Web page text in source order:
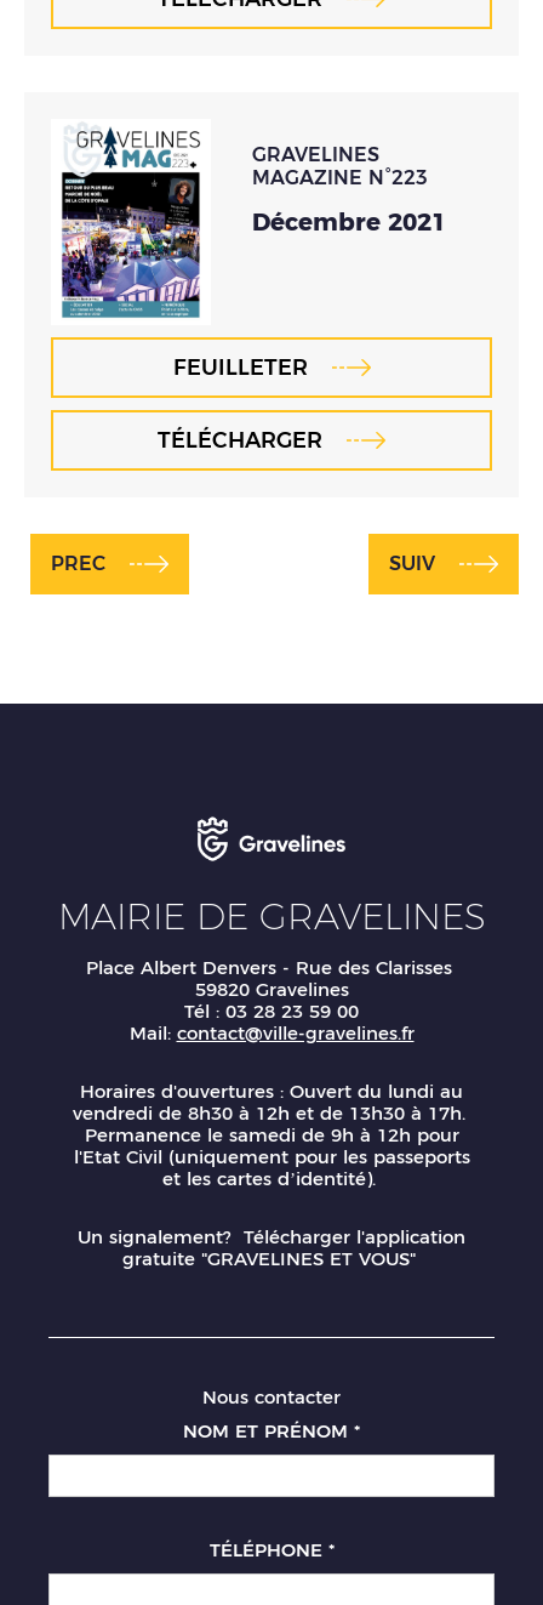
GRAVELINES
MAGAZINE N°223
Décembre 2021
FEUILLETER
TÉLÉCHARGER
MAIRIE DE GRAVELINES
Place Albert Denvers - Rue des Clarisses
59820 Gravelines
Tél : 03 28 23 59 00
Mail: contact@ville-gravelines.fr
Horaires d'ouvertures : Ouvert du lundi au
vendredi de 8h30 à 12h et de 13h30 à 17h.
Permanence le samedi de 9h à 12h pour
l'Etat Civil (uniquement pour les passeports
et les cartes d’identité).
Un signalement? Télécharger l'application
gratuite "GRAVELINES ET VOUS"
Nous contacter
NOM ET PRÉNOM *
TÉLÉPHONE *